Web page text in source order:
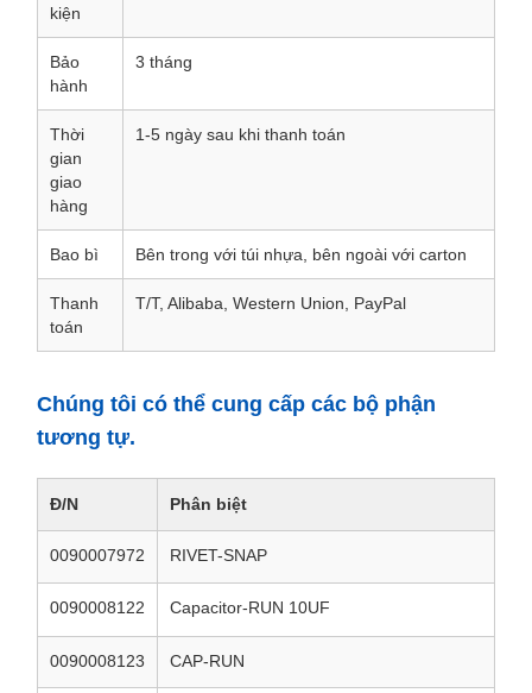
kiện
Bảo
hành
3 tháng
Thời
gian
giao
hàng
1-5 ngày sau khi thanh toán
Bao bì Bên trong với túi nhựa, bên ngoài với carton
Thanh
toán
T/T, Alibaba, Western Union, PayPal
Chúng tôi có thể cung cấp các bộ phận
tương tự.
Đ/N Phân biệt
0090007972 RIVET-SNAP
0090008122 Capacitor-RUN 10UF
0090008123 CAP-RUN